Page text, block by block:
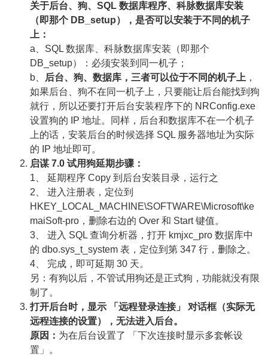
关于后台、狗、SQL 数据库程序、科脉数据库安装
（即那个 DB_setup），是否可以安装于不同的机子
上：
a、SQL 数据库、科脉数据库安装（即那个
DB_setup）：必须安装到同一机子；
b、
后台、狗、数据库，三者可以位于不同的机子上 ，
如果后台、狗不在同一机子上，只要能让后台能找到狗
就行，所以还要打开后台安装程序下的 NRConfig.exe
设置狗的 IP 地址。同样，后台和数据库不在一个机子
上的话，安装后台的时候选择 SQL 服务器地址为实际
的 IP 地址即可。
启谋 7.0 试用狗延期步骤：
1、 延期程序 Copy 到后台安装目录，运行之
2、 进入注册表，定位到
HKEY_LOCAL_MACHINE\SOFTWARE\Microsoft\ke
maiSoft-pro，删除右边的 Over 和 Start 键值。
3、 进入 SQL 查询分析器，打开 kmjxc_pro 数据库中
的 dbo.sys_t_system 表，定位到第 347 行，删除之。
4、 完成，即可延期 30 天。
另：有狗以后，不管试用狗还是正式狗，功能就没有限
制了。
打开后台时，显示 「远程登录连接」 对话框（实际无
远程连接的设置），无法进入后台。
原因： 为在后台设置了 「下次连接时显示多套帐设
置」。